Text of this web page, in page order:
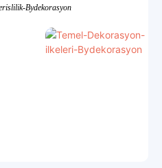
Bydekorasyon